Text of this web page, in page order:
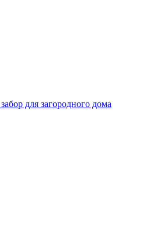
для загородного дома